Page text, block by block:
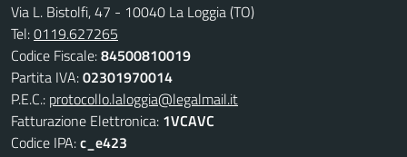
Via L. Bistolfi, 47 - 10040 La Loggia (TO)
Tel:0119.627265
Codice Fiscale:84500810019
Partita IVA:02301970014
P.E.C.: protocollo.laloggia@legalmail.it
Fatturazione Elettronica: 1VCAVC
Codice IPA:c_e423